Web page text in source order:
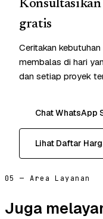
gratis
Ceritakan
membalas di hari
dan setiap proyek
Chat WhatsApp
Lihat Daftar
05 — Area Layanan
Juga